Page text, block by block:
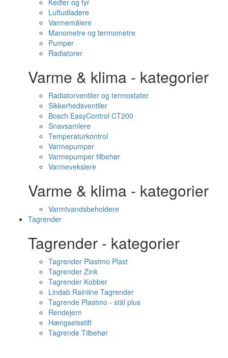
Kedler og fyr
Luftudladere
Varmemålere
Manometre og termometre
Pumper
Radiatorer
Varme & klima - kategorier
Radiatorventiler og termostater
Sikkerhedsventiler
Bosch EasyControl CT200
Snavsamlere
Temperaturkontrol
Varmepumper
Varmepumper tilbehør
Varmevekslere
Varme & klima - kategorier
Varmtvandsbeholdere
Tagrender
Tagrender - kategorier
Tagrender Plastmo Plast
Tagrender Zink
Tagrender Kobber
Lindab Rainline Tagrender
Tagrende Plastmo - stål plus
Rendejern
Hængselsstift
Tagrende Tilbehør